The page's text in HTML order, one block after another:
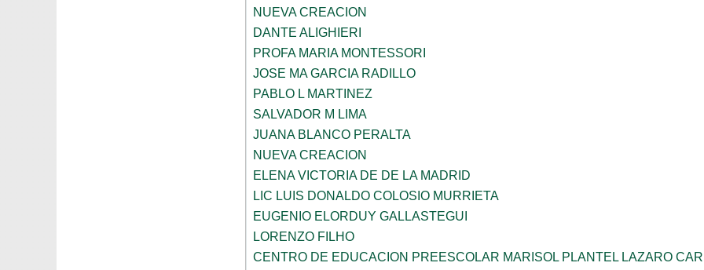
NUEVA CREACION
DANTE ALIGHIERI
PROFA MARIA MONTESSORI
JOSE MA GARCIA RADILLO
PABLO L MARTINEZ
SALVADOR M LIMA
JUANA BLANCO PERALTA
NUEVA CREACION
ELENA VICTORIA DE DE LA MADRID
LIC LUIS DONALDO COLOSIO MURRIETA
EUGENIO ELORDUY GALLASTEGUI
LORENZO FILHO
CENTRO DE EDUCACION PREESCOLAR MARISOL PLANTEL LAZARO